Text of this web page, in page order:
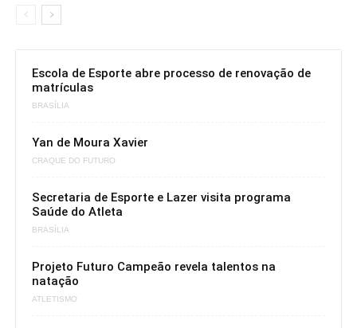
Escola de Esporte abre processo de renovação de
matrículas
BRASÍLIA
Yan de Moura Xavier
CRAQUE DO FUTURO
Secretaria de Esporte e Lazer visita programa
Saúde do Atleta
BRASÍLIA
Projeto Futuro Campeão revela talentos na
natação
ATLETISMO